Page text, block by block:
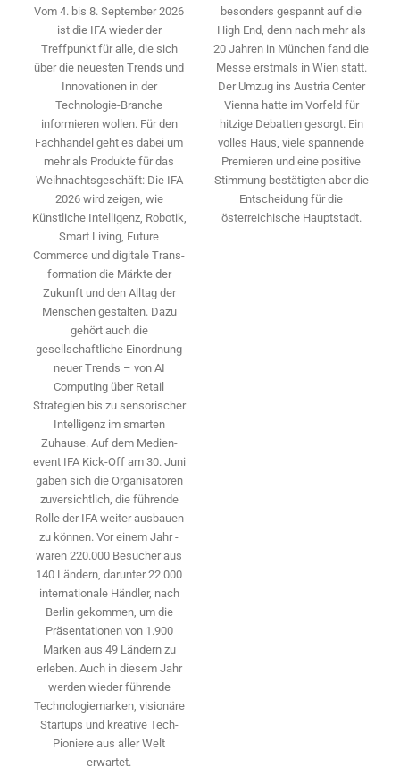
Vom 4. bis 8. September 2026
ist die IFA wieder der
Treffpunkt für alle, die sich
über die neuesten Trends und
Innovationen in der
Technologie-­Branche
informieren wollen. Für den
Fachhandel geht es dabei um
mehr als Produkte für das
Weihnachtsgeschäft: Die IFA
2026 wird ­zeigen, wie
Künstliche Intelligenz, Robotik,
Smart Living, Future
Commerce und digitale Trans­
formation die Märkte der
Zukunft und den Alltag der
Menschen gestalten. Dazu
gehört auch die
gesellschaftliche Einordnung
neuer Trends – von AI
Computing über Retail
Strategien bis zu sensorischer
Intelligenz im smarten
Zuhause. Auf dem Medien­
event IFA Kick-Off am 30. Juni
gaben sich die Organisatoren
zuversichtlich, die führende
Rolle der IFA weiter ausbauen
zu können. Vor einem Jahr ­
waren 220.000 Besucher aus
140 ­Ländern, ­darunter 22.000
internationale Händler, nach
Berlin gekommen, um die
Präsen­tationen von 1.900
Marken aus 49 Ländern zu
erleben. Auch in diesem Jahr
werden wieder führende
Technologiemarken, visionäre
Startups und ­kreative Tech-
Pioniere aus aller Welt
erwartet.
besonders gespannt auf die
High End, denn nach mehr als
20 Jahren in München fand die
Messe erstmals in Wien statt.
Der Umzug ins Austria Center
Vienna hatte im Vorfeld für
hitzige Debatten gesorgt. Ein
volles Haus, viele spannende
Premieren und eine positive
Stimmung bestätigten aber die
Entscheidung für die
österreichische Hauptstadt.